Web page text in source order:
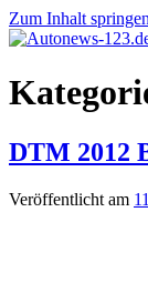
Zum Inhalt springen
123.de
mit
DTM 2012
Veröffentlicht am